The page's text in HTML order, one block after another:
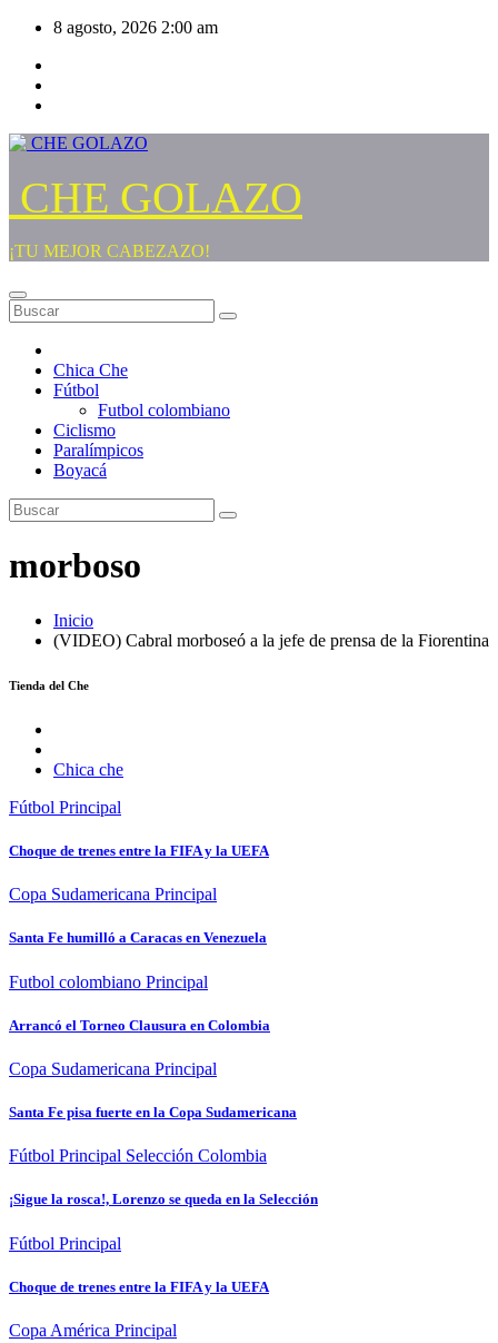
Saltar
contenido
8 agosto, 2026 2:00 am
CHE GOLAZO
¡TU MEJOR CABEZAZO!
Chica Che
Fútbol
Futbol colombiano
Ciclismo
Paralímpicos
Boyacá
morboso
Inicio
(VIDEO) Cabral morboseó a la jefe de prensa de la Fiorentina
Tienda del Che
Chica che
Fútbol Principal
Choque de trenes entre la FIFA y la UEFA
Copa Sudamericana Principal
Santa Fe humilló a Caracas en Venezuela
Futbol colombiano Principal
Arrancó el Torneo Clausura en Colombia
Copa Sudamericana Principal
Santa Fe pisa fuerte en la Copa Sudamericana
Fútbol Principal Selección Colombia
¡Sigue la rosca!, Lorenzo se queda en la Selección
Fútbol Principal
Choque de trenes entre la FIFA y la UEFA
Copa América Principal